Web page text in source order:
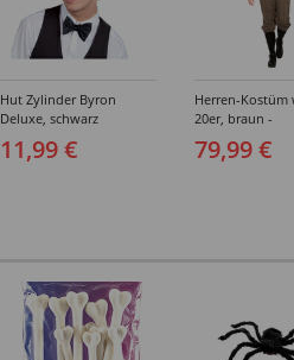
Hut Zylinder Byron
Deluxe, schwarz
11,99 €
Herren-Kostüm
20er, braun -
Verschiedene
(46-64)
79,99 €